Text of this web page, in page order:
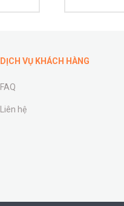
DỊCH VỤ KHÁCH HÀNG
FAQ
Liên hệ